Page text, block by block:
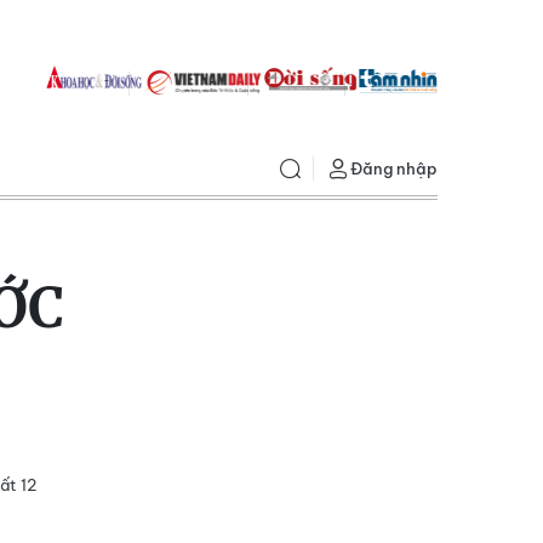
Đăng nhập
12